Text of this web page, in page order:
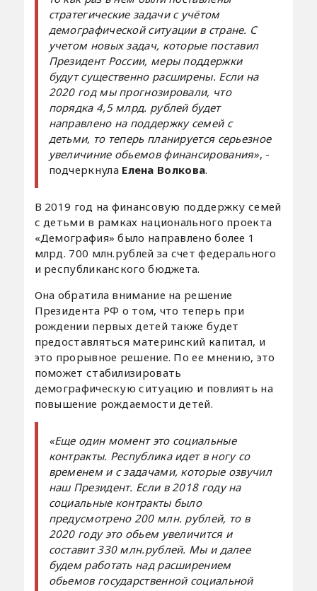
стратегические задачи с учётом
демографической ситуации в стране. С
учетом новых задач, которые поставил
Президент России, меры поддержки
будут существенно расширены. Если на
2020 год мы прогнозировали, что
порядка 4,5 млрд. рублей будет
направлено на поддержку семей с
детьми, то теперь планируется серьезное
увеличиние обьемов финансирования», -
подчеркнула Елена Волкова.
В 2019 год на финансовую поддержку семей
с детьми в рамках национального проекта
«Демография» было направлено более 1
млрд. 700 млн.рублей за счет федерального
и республиканского бюджета.
Она обратила внимание на решение
Президента РФ о том, что теперь при
рождении первых детей также будет
предоставляться материнский капитал, и
это прорывное решение. По ее мнению, это
поможет стабилизировать
демографическую ситуацию и повлиять на
повышение рождаемости детей.
«Еще один момент это социальные
контракты. Республика идет в ногу со
временем и с задачами, которые озвучил
наш Президент. Если в 2018 году на
социальные контракты было
предусмотрено 200 млн. рублей, то в
2020 году это обьем увеличится и
составит 330 млн.рублей. Мы и далее
будем работать над расширением
обьемов государственной социальной